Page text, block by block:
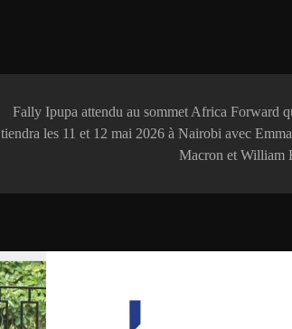
Fally Ipupa attendu au sommet Africa Forward
tiendra les 11 et 12 mai 2026 à Nairobi avec
Macron et William